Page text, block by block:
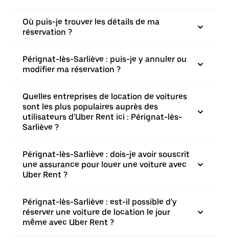
Où puis-je trouver les détails de ma
réservation ?
Pérignat-lès-Sarliève : puis-je y annuler ou
modifier ma réservation ?
Quelles entreprises de location de voitures
sont les plus populaires auprès des
utilisateurs d'Uber Rent ici : Pérignat-lès-
Sarliève ?
Pérignat-lès-Sarliève : dois-je avoir souscrit
une assurance pour louer une voiture avec
Uber Rent ?
Pérignat-lès-Sarliève : est-il possible d'y
réserver une voiture de location le jour
même avec Uber Rent ?